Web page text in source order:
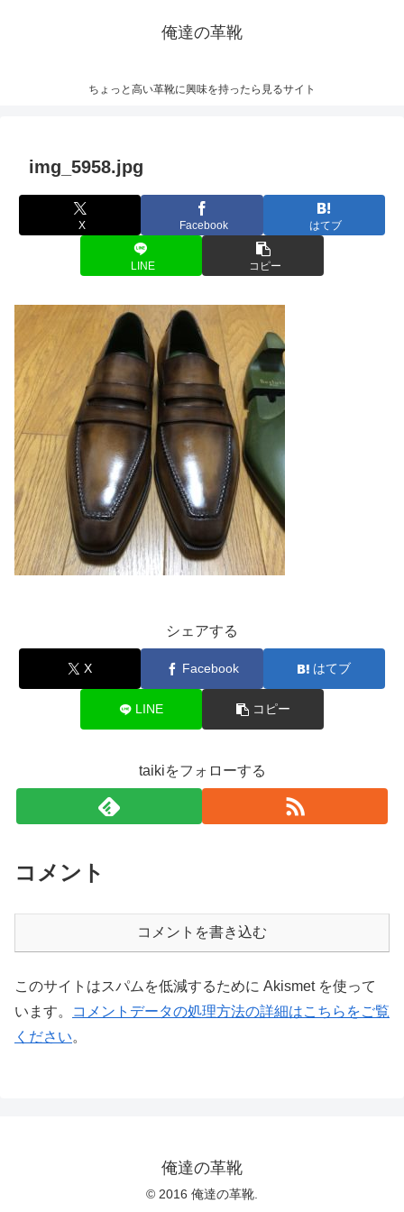
俺達の革靴
ちょっと高い革靴に興味を持ったら見るサイト
img_5958.jpg
X Facebook はてブ
LINE コピー
シェアする
X Facebook はてブ
LINE コピー
taikiをフォローする
コメント
コメントを書き込む
このサイトはスパムを低減するために Akismet を使って
います。
コメントデータの処理方法の詳細はこちらをご覧
ください。
俺達の革靴
© 2016 俺達の革靴.